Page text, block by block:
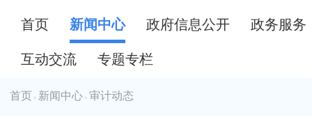
首页 新闻中心 政府信息公开 政务服务
互动交流 专题专栏
首页 > 新闻中心 > 审计动态